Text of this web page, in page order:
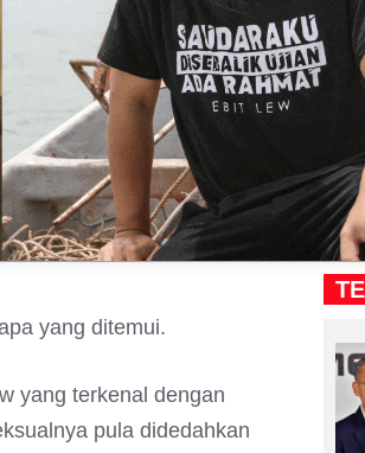
yang ditemui.
yang terkenal dengan
pula didedahkan